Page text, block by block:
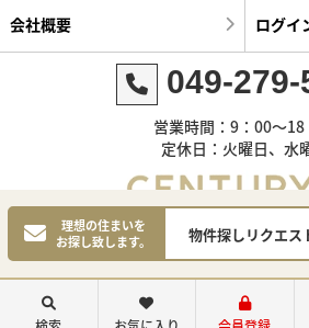
理想の住まいを
お探し致します。
物件探しリクエス
会社概要 ログイ
049-279-
営業時間：9：00～
定休日：火曜日、水
©センチュリー21明和